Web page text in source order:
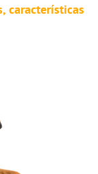
características